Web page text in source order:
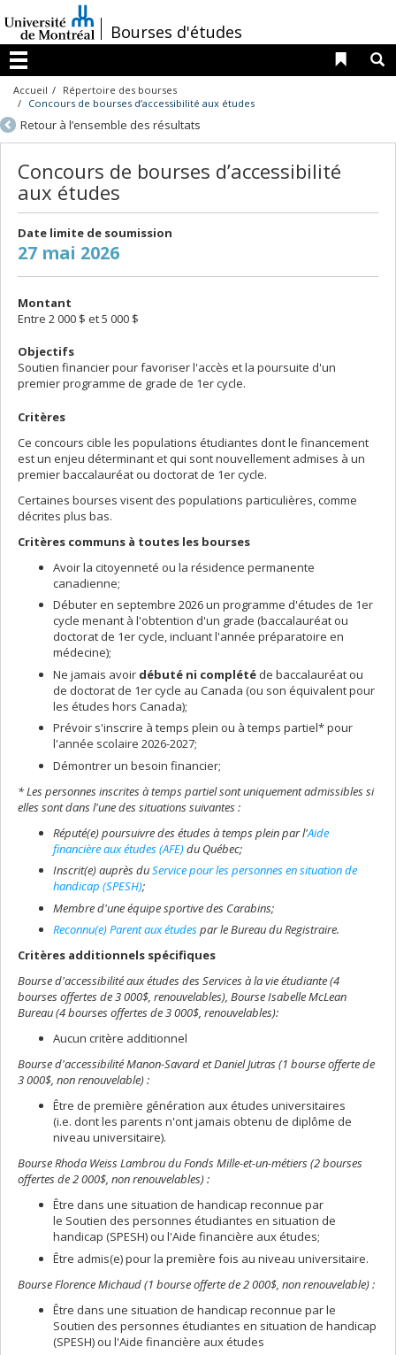
au
contenu
/Bourses d'études
Menu
Liens
Accueil
Répertoire des bourses
Concours de bourses d’accessibilité aux études
Retour à l’ensemble des résultats
Concours de bourses d’accessibilité
aux études
Date limite de soumission
27 mai 2026
Montant
Entre 2 000 $ et 5 000 $
Objectifs
Soutien financier pour favoriser l'accès et la poursuite d'un
premier programme de grade de 1er cycle.
Critères
Ce concours cible les populations étudiantes dont le financement
est un enjeu déterminant et qui sont nouvellement admises à un
premier baccalauréat ou doctorat de 1er cycle.
Certaines bourses visent des populations particulières, comme
décrites plus bas.
Critères communs à toutes les bourses
Avoir la citoyenneté ou la résidence permanente
canadienne;
Débuter en septembre 2026 un programme d'études de 1er
cycle menant à l'obtention d'un grade (baccalauréat ou
doctorat de 1er cycle, incluant l'année préparatoire en
médecine);
Ne jamais avoir débuté ni complété de baccalauréat ou
de doctorat de 1er cycle au Canada (ou son équivalent pour
les études hors Canada);
Prévoir s'inscrire à temps plein ou à temps partiel* pour
l'année scolaire 2026-2027;
Démontrer un besoin financier;
* Les personnes inscrites à temps partiel sont uniquement admissibles si
elles sont dans l'une des situations suivantes :
Réputé(e) poursuivre des études à temps plein par l'Aide
financière aux études (AFE)du Québec;
Inscrit(e) auprès duService pour les personnes en situation de
handicap (SPESH);
Membre d'une équipe sportive des Carabins;
Reconnu(e) Parent aux étudespar le Bureau du Registraire.
Critères additionnels spécifiques
Bourse d'accessibilité aux études des Services à la vie étudiante (4
bourses offertes de 3 000$, renouvelables), Bourse Isabelle McLean
Bureau (4 bourses offertes de 3 000$, renouvelables):
Aucun critère additionnel
Bourse d'accessibilité Manon-Savard et Daniel Jutras (1 bourse offerte de
3 000$, non renouvelable) :
Être de première génération aux études universitaires
(i.e. dont les parents n'ont jamais obtenu de diplôme de
niveau universitaire).
Bourse Rhoda Weiss Lambrou du Fonds Mille-et-un-métiers (2 bourses
offertes de 2 000$, non renouvelables) :
Être dans une situation de handicap reconnue par
le Soutien des personnes étudiantes en situation de
handicap (SPESH) ou l'Aide financière aux études;
Être admis(e) pour la première fois au niveau universitaire.
Bourse Florence Michaud (1 bourse offerte de 2 000$, non renouvelable) :
Être dans une situation de handicap reconnue par le
Soutien des personnes étudiantes en situation de handicap
(SPESH) ou l'Aide financière aux études